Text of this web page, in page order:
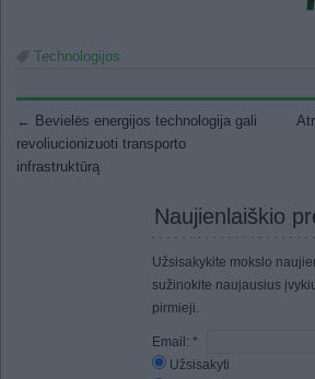
Technologijos
Post navigation
← Bevielės energijos technologija gali
revoliucionizuoti transporto
infrastruktūrą
Naujienlaiškio
Užsisakykite mokslo
sužinokite naujausius
pirmieji.
Email: *
Užsisakyti